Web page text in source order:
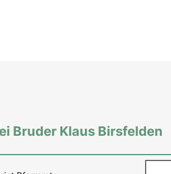
Bruder Klaus Birsfelden